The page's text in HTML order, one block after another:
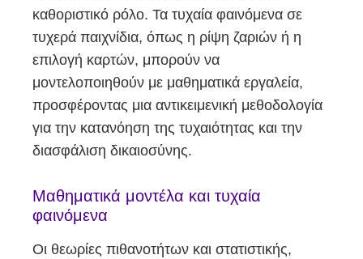
καθοριστικό ρόλο. Τα τυχαία φαινόμενα σε
τυχερά παιχνίδια, όπως η ρίψη ζαριών ή η
επιλογή καρτών, μπορούν να
μοντελοποιηθούν με μαθηματικά εργαλεία,
προσφέροντας μια αντικειμενική μεθοδολογία
για την κατανόηση της τυχαιότητας και την
διασφάλιση δικαιοσύνης.
Μαθηματικά μοντέλα και τυχαία
φαινόμενα
Οι θεωρίες πιθανοτήτων και στατιστικής,